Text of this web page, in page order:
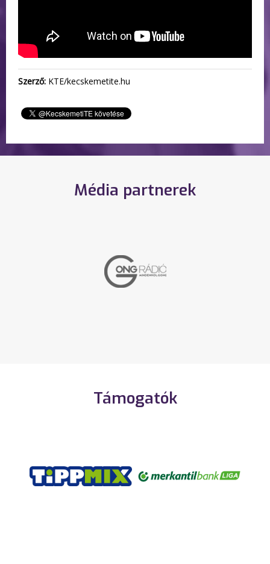
Szerző: KTE/kecskemetite.hu
Média partnerek
Támogatók